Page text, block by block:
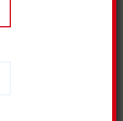
चादरपोशी,अमन की दुआओं